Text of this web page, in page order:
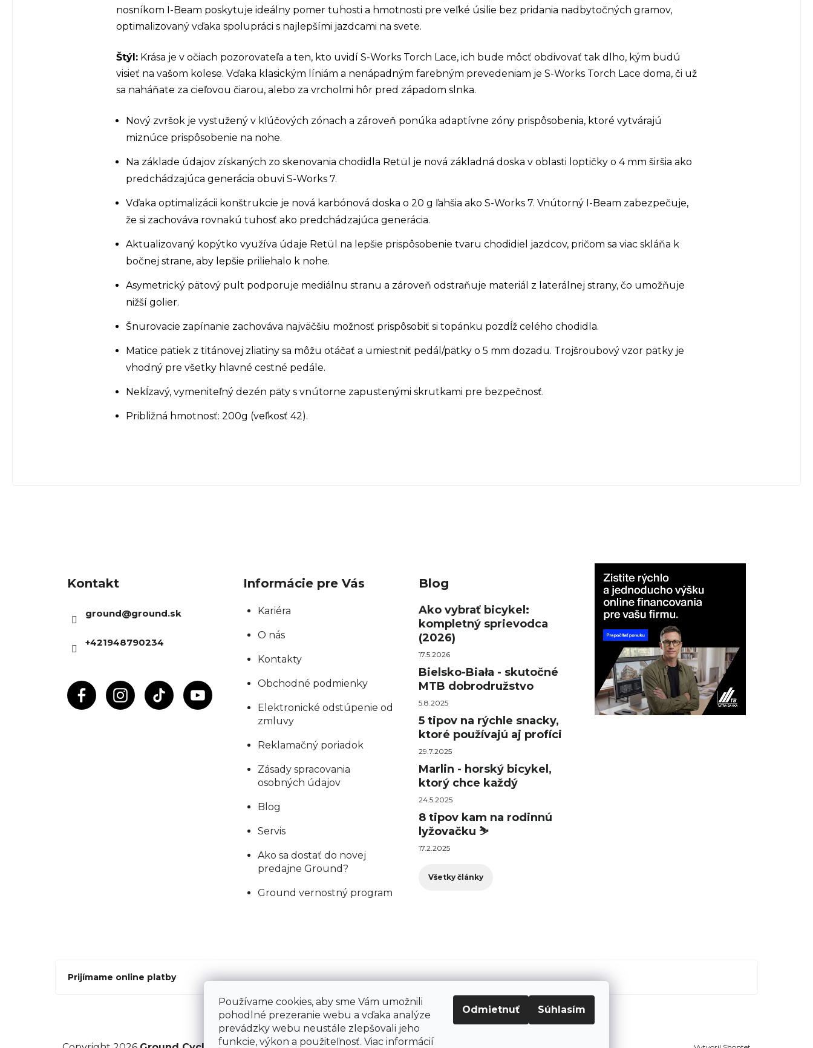
Používame cookies, aby sme Vám umožnili
pohodlné prezeranie webu a vďaka analýze
prevádzky webu neustále zlepšovali jeho
funkcie, výkon a použiteľnosť. Viac informácií
Odmietnuť Súhlasím
nosníkom I-Beam poskytuje ideálny pomer tuhosti a hmotnosti pre veľké úsilie bez pridania nadbytočných gramov,
optimalizovaný vďaka spolupráci s najlepšími jazdcami na svete.
Štýl: Krása je v očiach pozorovateľa a ten, kto uvidí S-Works Torch Lace, ich bude môcť obdivovať tak dlho, kým budú
visieť na vašom kolese. Vďaka klasickým líniám a nenápadným farebným prevedeniam je S-Works Torch Lace doma, či už
sa naháňate za cieľovou čiarou, alebo za vrcholmi hôr pred západom slnka.
Nový zvršok je vystužený v kľúčových zónach a zároveň ponúka adaptívne zóny prispôsobenia, ktoré vytvárajú
miznúce prispôsobenie na nohe.
Na základe údajov získaných zo skenovania chodidla Retül je nová základná doska v oblasti loptičky o 4 mm širšia ako
predchádzajúca generácia obuvi S-Works 7.
Vďaka optimalizácii konštrukcie je nová karbónová doska o 20 g ľahšia ako S-Works 7. Vnútorný I-Beam zabezpečuje,
že si zachováva rovnakú tuhosť ako predchádzajúca generácia.
Aktualizovaný kopýtko využíva údaje Retül na lepšie prispôsobenie tvaru chodidiel jazdcov, pričom sa viac skláňa k
bočnej strane, aby lepšie priliehalo k nohe.
Asymetrický pätový pult podporuje mediálnu stranu a zároveň odstraňuje materiál z laterálnej strany, čo umožňuje
nižší golier.
Šnurovacie zapínanie zachováva najväčšiu možnosť prispôsobiť si topánku pozdĺž celého chodidla.
Matice pätiek z titánovej zliatiny sa môžu otáčať a umiestniť pedál/pätky o 5 mm dozadu. Trojšroubový vzor pätky je
vhodný pre všetky hlavné cestné pedále.
Nekĺzavý, vymeniteľný dezén päty s vnútorne zapustenými skrutkami pre bezpečnosť.
Približná hmotnosť: 200g (veľkosť 42).
Kontakt
ground@ground.sk
+421948790234
Informácie pre Vás
Kariéra
O nás
Kontakty
Obchodné podmienky
Elektronické odstúpenie od
zmluvy
Reklamačný poriadok
Zásady spracovania
osobných údajov
Blog
Servis
Ako sa dostať do novej
predajne Ground?
Ground vernostný program
Blog
Ako vybrať bicykel:
kompletný sprievodca
(2026)
17.5.2026
Bielsko-Biała - skutočné
MTB dobrodružstvo
5.8.2025
5 tipov na rýchle snacky,
ktoré používajú aj profíci
29.7.2025
Marlin - horský bicykel,
ktorý chce každý
24.5.2025
8 tipov kam na rodinnú
lyžovačku ⛷️
17.2.2025
Všetky články
Prijímame online platby